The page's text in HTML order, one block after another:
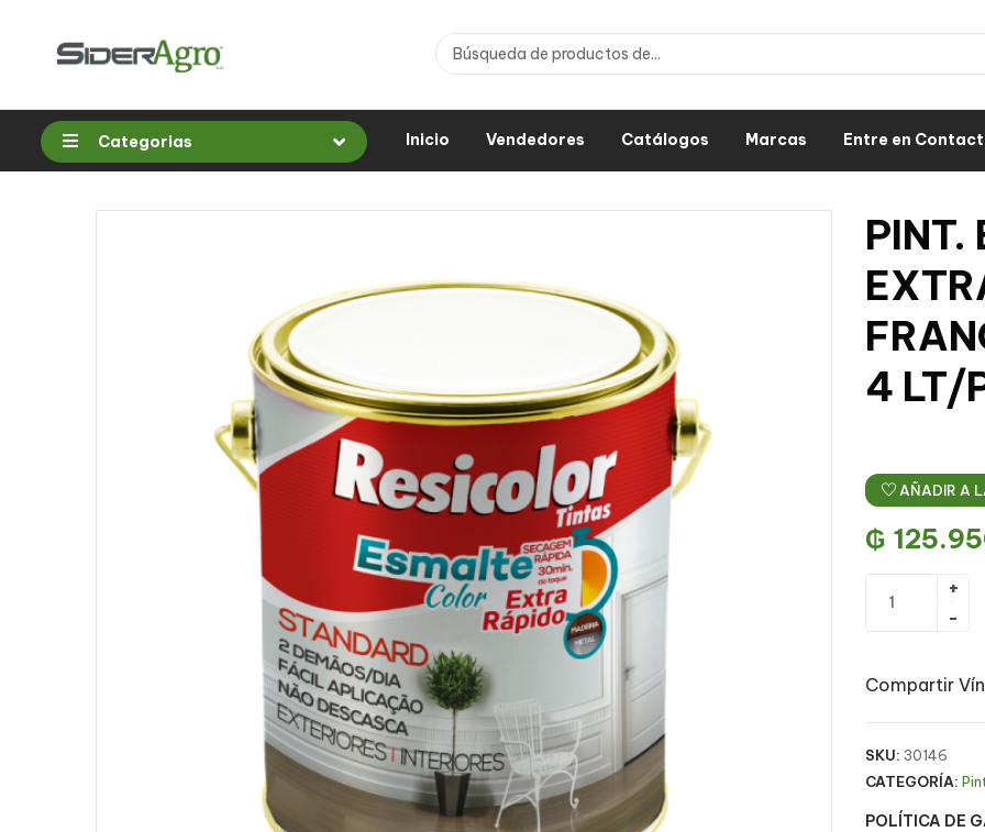
Categorias Inicio Vendedores Catálogos Marcas Entre en
PINT.
4 LT/
AÑADIR A
₲
Compartir
SKU: 30146
CATEGORÍA:
POLÍTICA DE